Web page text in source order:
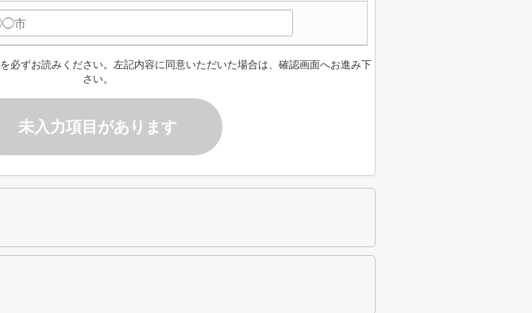
を必ずお読みください。左記内容に同意いただいた場合は、確認画面へお進み下
さい。
未入力項目があります